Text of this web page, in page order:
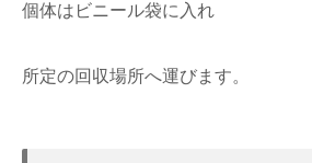
個体はビニール袋に入れ
所定の回収場所へ運びます。